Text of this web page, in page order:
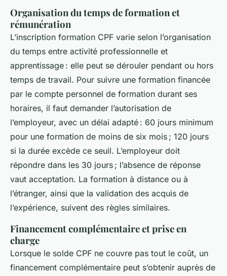
Organisation du temps de formation et
rémunération
L’inscription formation CPF varie selon l’organisation
du temps entre activité professionnelle et
apprentissage : elle peut se dérouler pendant ou hors
temps de travail. Pour suivre une formation financée
par le compte personnel de formation durant ses
horaires, il faut demander l’autorisation de
l’employeur, avec un délai adapté : 60 jours minimum
pour une formation de moins de six mois ; 120 jours
si la durée excède ce seuil. L’employeur doit
répondre dans les 30 jours ; l’absence de réponse
vaut acceptation. La formation à distance ou à
l’étranger, ainsi que la validation des acquis de
l’expérience, suivent des règles similaires.
Financement complémentaire et prise en
charge
Lorsque le solde CPF ne couvre pas tout le coût, un
financement complémentaire peut s’obtenir auprès de